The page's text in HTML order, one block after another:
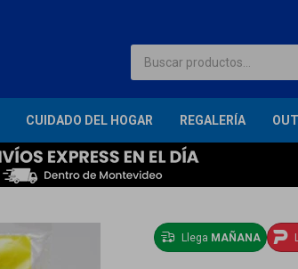
CUIDADO DEL HOGAR REGALERÍA
Llega MAÑANA